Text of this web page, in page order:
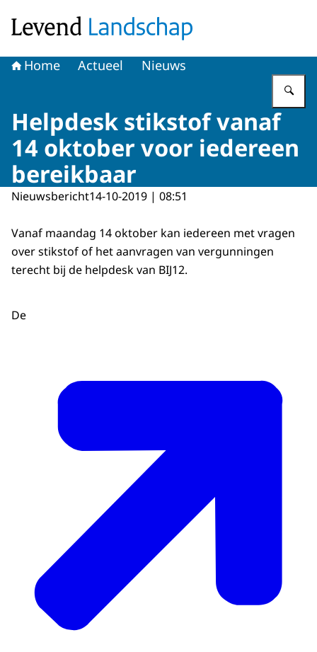
Home Actueel Nieuws
Helpdesk stikstof vanaf
14 oktober voor iedereen
bereikbaar
Nieuwsbericht14-10-2019 | 08:51
Vanaf maandag 14 oktober kan iedereen met vragen
over stikstof of het aanvragen van vergunningen
terecht bij de helpdesk van BIJ12.
De